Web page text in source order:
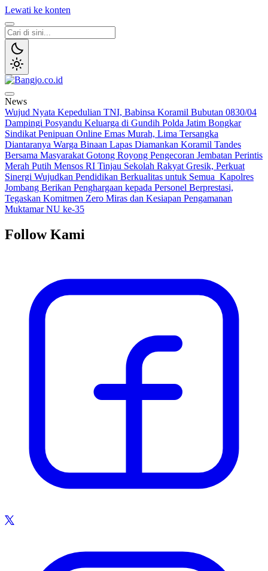
Lewati ke konten
Bangjo.co.id
Berani, Tegas, Terpercaya
News
Wujud Nyata Kepedulian TNI, Babinsa Koramil Bubutan 0830/04
Dampingi Posyandu Keluarga di Gundih Polda Jatim Bongkar
Sindikat Penipuan Online Emas Murah, Lima Tersangka
Diantaranya Warga Binaan Lapas Diamankan Koramil Tandes
Bersama Masyarakat Gotong Royong Pengecoran Jembatan Perintis
Merah Putih Mensos RI Tinjau Sekolah Rakyat Gresik, Perkuat
Sinergi Wujudkan Pendidikan Berkualitas untuk Semua Kapolres
Jombang Berikan Penghargaan kepada Personel Berprestasi,
Tegaskan Komitmen Zero Miras dan Kesiapan Pengamanan
Muktamar NU ke-35
Follow Kami